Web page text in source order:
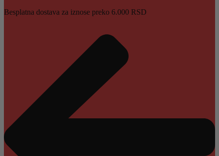
Besplatna dostava za iznose preko 6.000 RSD